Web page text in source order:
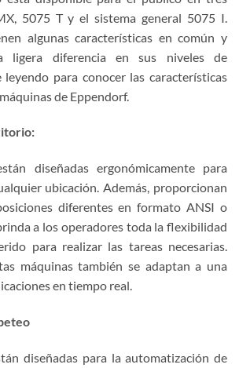
5075 T y el sistema general 5075 I.
algunas características en común y
ligera diferencia en sus niveles de
leyendo para conocer las características
de Eppendorf.
diseñadas ergonómicamente para
ubicación. Además, proporcionan
diferentes en formato ANSI o
a los operadores toda la flexibilidad
para realizar las tareas necesarias.
máquinas también se adaptan a una
en tiempo real.
diseñadas para la automatización de